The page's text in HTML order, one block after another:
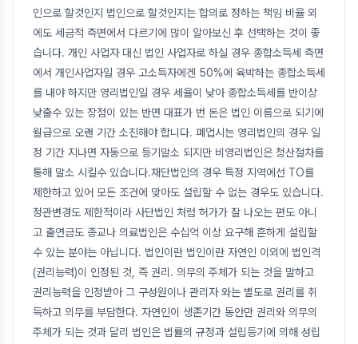
인으로 할것인지 법인으로 할것인지는 합의로 정하는 책임 비율 외
에도 세금적 측면에서 다르기에 많이 알아보신 후 선택하는 것이 좋
습니다. 개인 사업자 대신 법인 사업자로 하실 경우 종합소득세 측면
에서 개인사업자일 경우 고소득자에겐 50%에 육박하는 종합소득세
를 내야 하지만 영리법인일 경우 세율이 낮아 종합소득세를 반이상
낮출수 있는 장점이 있는 반면 대표가 번 돈은 법인 이름으로 되기에
월급으로 오랜 기간 소진해야 합니다. 폐업시는 영리법인의 경우 일
정 기간 지나면 자동으로 등기말소 되지만 비영리법인은 청산절차를
통해 말소 시킬수 있습니다.재단법인의 경우 특정 지역에선 TO를
제한하고 있어 모든 조건에 맞아도 설립할 수 없는 경우도 있습니다.
정관변경도 제한적이라 사단법인 처럼 허가가 잘 나오는 편도 아니
고 출연금도 종교나 의료법인은 수십억 이상 요구해 흔하게 설립할
수 있는 분야는 아닙니다. 법인이란 법인이란 자연인 이외에 법인격
(권리능력)이 인정된 것, 즉 권리. 의무의 주체가 되는 것을 말하고
권리능력을 인정받아 그 구성원이나 관리자 와는 별도로 권리를 취
득하고 의무를 부담한다. 자연인이 생존기간 동안만 권리와 의무의
주체가 되는 것과 달리 법인은 법률의 규정과 설립등기에 의해 성립